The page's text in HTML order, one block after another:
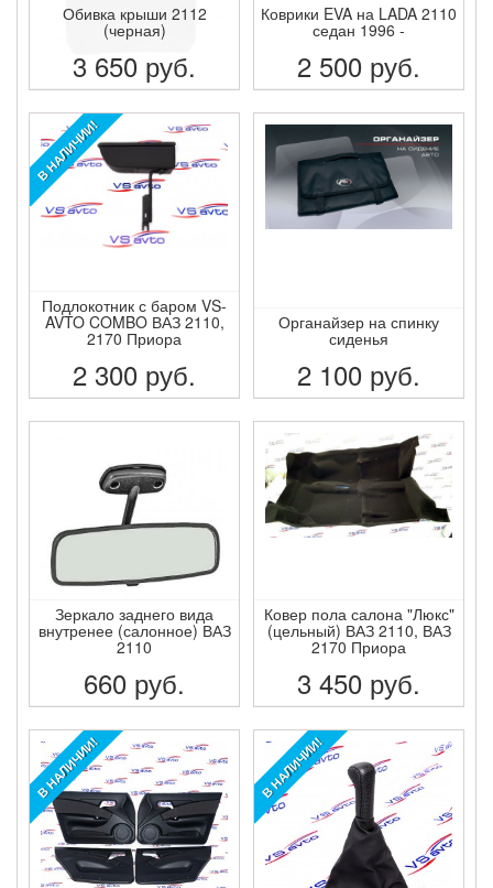
Обивка крыши 2112
(черная)
3 650 руб.
ПОДРОБНЕЕ
Коврики EVA на LADA 2110
седан 1996 -
2 500 руб.
ПОДРОБНЕЕ
В НАЛИЧИИ!
Подлокотник с баром VS-
AVTO COMBO ВАЗ 2110,
2170 Приора
2 300 руб.
ПОДРОБНЕЕ
Органайзер на спинку
сиденья
2 100 руб.
ПОДРОБНЕЕ
Зеркало заднего вида
внутренее (салонное) ВАЗ
2110
660 руб.
ПОДРОБНЕЕ
Ковер пола салона "Люкс"
(цельный) ВАЗ 2110, ВАЗ
2170 Приора
3 450 руб.
ПОДРОБНЕЕ
В НАЛИЧИИ! В НАЛИЧИИ!